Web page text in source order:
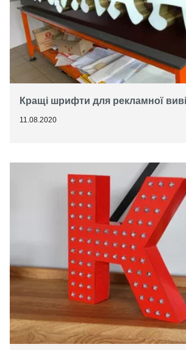
Кращі шрифти для рекламної
11.08.2020